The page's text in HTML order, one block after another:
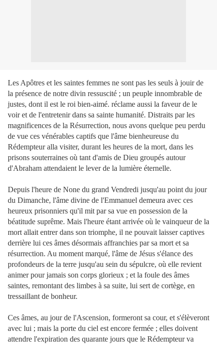
Les Apôtres et les saintes femmes ne sont pas les seuls à jouir de
la présence de notre divin ressuscité ; un peuple innombrable de
justes, dont il est le roi bien-aimé. réclame aussi la faveur de le
voir et de l'entretenir dans sa sainte humanité. Distraits par les
magnificences de la Résurrection, nous avons quelque peu perdu
de vue ces vénérables captifs que l'âme bienheureuse du
Rédempteur alla visiter, durant les heures de la mort, dans les
prisons souterraines où tant d'amis de Dieu groupés autour
d'Abraham attendaient le lever de la lumière éternelle.
Depuis l'heure de None du grand Vendredi jusqu'au point du jour
du Dimanche, l'âme divine de l'Emmanuel demeura avec ces
heureux prisonniers qu'il mit par sa vue en possession de la
béatitude suprême. Mais l'heure étant arrivée où le vainqueur de la
mort allait entrer dans son triomphe, il ne pouvait laisser captives
derrière lui ces âmes désormais affranchies par sa mort et sa
résurrection. Au moment marqué, l'âme de Jésus s'élance des
profondeurs de la terre jusqu'au sein du sépulcre, où elle revient
animer pour jamais son corps glorieux ; et la foule des âmes
saintes, remontant des limbes à sa suite, lui sert de cortège, en
tressaillant de bonheur.
Ces âmes, au jour de l'Ascension, formeront sa cour, et s'élèveront
avec lui ; mais la porte du ciel est encore fermée ; elles doivent
attendre l'expiration des quarante jours que le Rédempteur va